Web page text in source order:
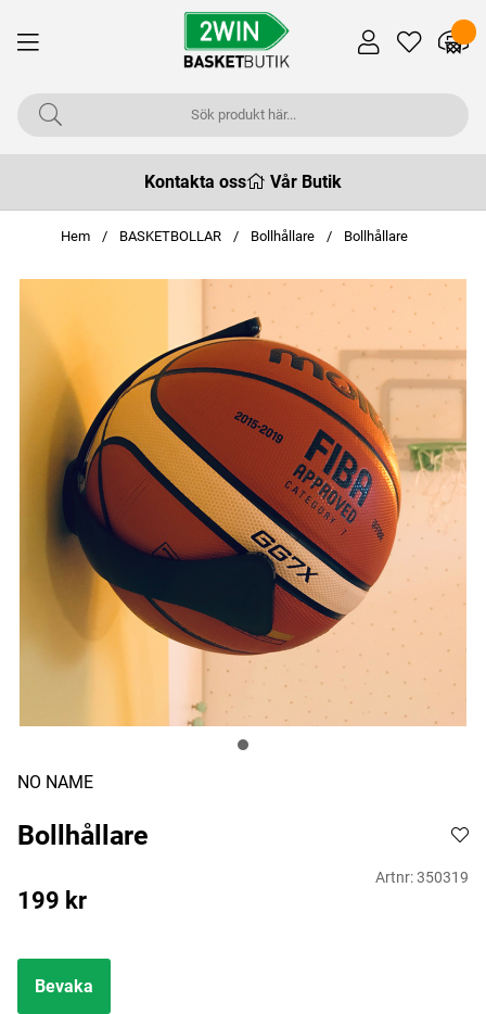
Kontakta oss Vår Butik
Hem BASKETBOLLAR Bollhållare Bollhållare
NO NAME
Bollhållare
Artnr:350319
199 kr
Bevaka